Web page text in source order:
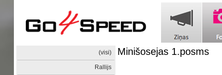
(visi)
Rallijs
Minišosejas 1.posms